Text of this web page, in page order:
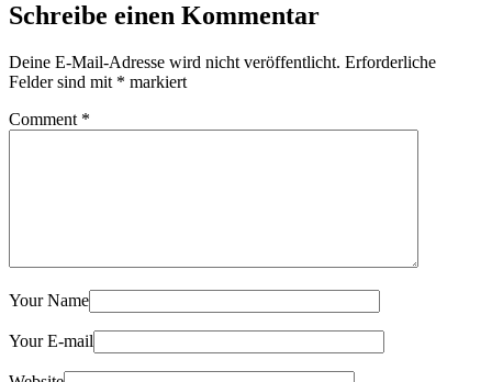
Schreibe einen Kommentar
Deine E-Mail-Adresse wird nicht veröffentlicht. Erforderliche
Felder sind mit * markiert
Comment *
Your Name
Your E-mail